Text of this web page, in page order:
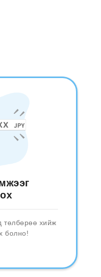
төлбөрөө хийж
болно!